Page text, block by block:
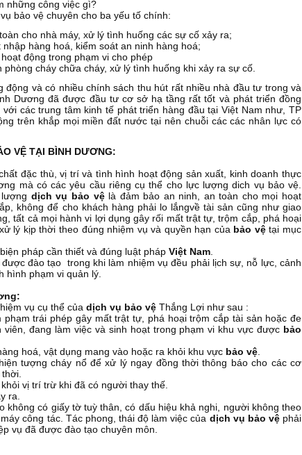
những công việc gì?
bảo vệ chuyên cho ba yếu tố chính:
cho nhà máy, xử lý tình huống các sự cố xảy ra;
hàng hoá, kiểm soát an ninh hàng hoá;
động trong phạm vi cho phép
cháy chữa cháy, xử lý tình huống khi xảy ra sự cố.
động và có nhiều chính sách thu hút rất nhiều nhà đầu tư trong và
Dương đã được đầu tư cơ sở hạ tầng rất tốt và phát triển đồng
các trung tâm kinh tế phát triển hàng đầu tại Việt Nam như, TP
trên khắp mọi miền đất nước tại nên chuỗi các các nhân lực có
VỆ TẠI BÌNH DƯƠNG:
đặc thù, vị trí và tình hình hoạt động sản xuất, kinh doanh thực
mà có các yêu cầu riêng cụ thể cho lực lượng dich vụ bảo vệ.
dịch vụ bảo vệlà đảm bảo an ninh, an toàn cho mọi hoạt
không để cho khách hàng phải lo lắngvề tài sản cũng như giao
tất cả mọi hành vi lợi dụng gây rối mất trật tự, trộm cắp, phá hoại
lý kịp thời theo đúng nhiệm vụ và quyền hạn của bảo vệtại mục
pháp cần thiết và đúng luật pháp Việt Nam
được đào tạo trong khi làm nhiệm vụ đều phải lịch sự, nỗ lực, cảnh
hình phạm vi quản lý.
vụ cụ thể của dịch vụ bảo vệ Thắng Lợi như sau :
trái phép gây mất trật tự, phá hoại trộm cắp tài sản hoặc đe
đang làm việc và sinh hoạt trong phạm vi khu vực được bảo
hoá, vật dụng mang vào hoặc ra khỏi khu vực bảo vệ
tượng cháy nổ để xử lý ngay đồng thời thông báo cho các cơ
khỏi vị trí trừ khi đã có người thay thế.
ra.
không có giấy tờ tuỳ thân, có dấu hiệu khả nghi, người không theo
công tác. Tác phong, thái độ làm việc của dịch vụ bảo vệphải
vụ đã được đào tạo chuyên môn.